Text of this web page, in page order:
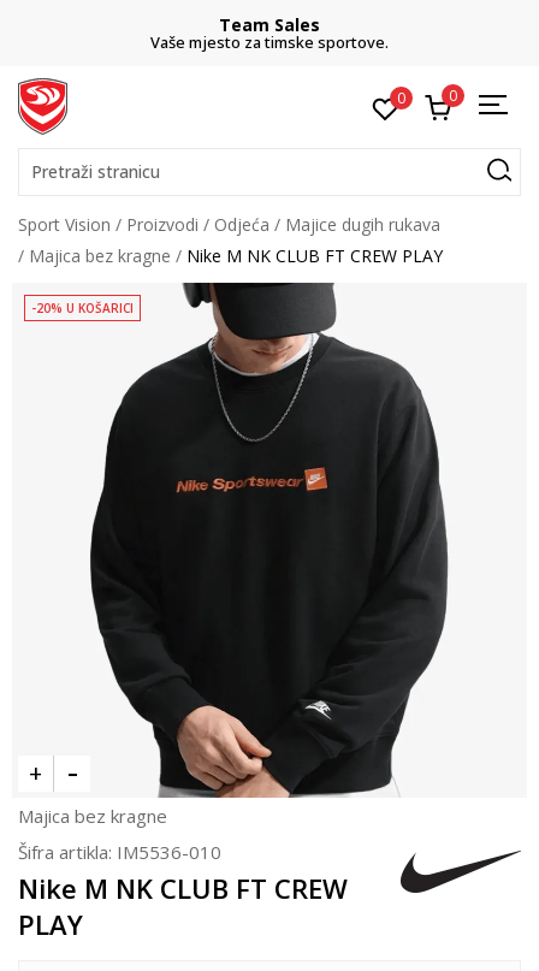
Team Sales
Vaše mjesto za timske sportove.
0 0
Pretraži stranicu
Sport Vision Proizvodi Odjeća
Majice dugih rukava
Majica bez kragne
Nike M NK CLUB FT CREW PLAY
-20% U KOŠARICI
Majica bez kragne
Šifra artikla: IM5536-010
Nike M NK CLUB FT CREW
PLAY